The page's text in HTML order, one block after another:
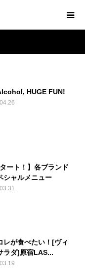
HUGE FUN!
タート！】各ブランド
シャルメニュー
レが食べたい！[ヴィ
ラダ]原宿LAS...